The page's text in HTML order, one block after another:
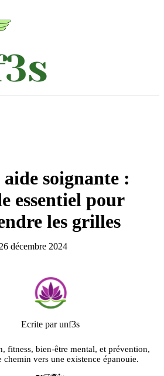
soignante :
essentiel pour
les grilles
26 décembre 2024
Ecrite par unf3s
fitness, bien-être mental, et prévention,
chemin vers une existence épanouie.